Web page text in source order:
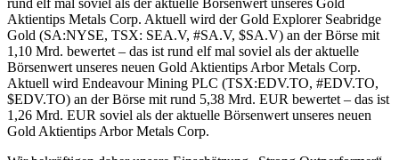
Aktientips Metals Corp. Aktuell wird der Gold Explorer Seabridge
Gold (SA:NYSE, TSX: SEA.V, #SA.V, $SA.V) an der Börse mit
1,10 Mrd. bewertet – das ist rund elf mal soviel als der aktuelle
Börsenwert unseres neuen Gold Aktientips Arbor Metals Corp.
Aktuell wird Endeavour Mining PLC (TSX:EDV.TO, #EDV.TO,
$EDV.TO) an der Börse mit rund 5,38 Mrd. EUR bewertet – das ist
1,26 Mrd. EUR soviel als der aktuelle Börsenwert unseres neuen
Gold Aktientips Arbor Metals Corp.